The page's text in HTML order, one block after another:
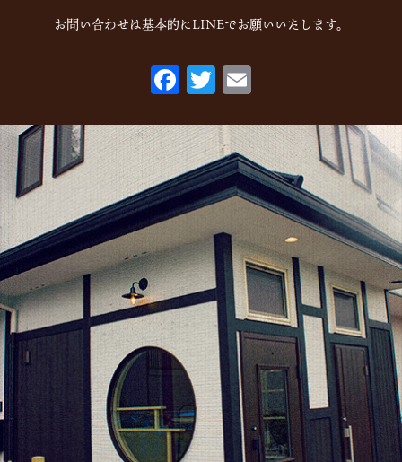
2022年9月(1)
2022年5月
(2)
2022年1月(2)
2021年10月(1)
2021年9月
2021年8月
(1)
2021年6月
(1)
2021年5月
(1)
2021年4月 (1)
2021年2月(2)
2021年1月(2)
2020年12月(5)
お問い合わせは基本的にLINEでお願いいたします。
F
ac
eb
o
o
k
T
w
itt
er
ai
l